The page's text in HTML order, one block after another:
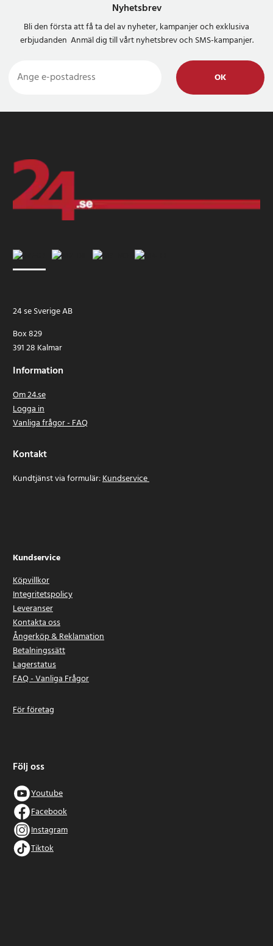
Nyhetsbrev
Bli den första att få ta del av nyheter, kampanjer och exklusiva
erbjudanden Anmäl dig till vårt nyhetsbrev och SMS-kampanjer.
OK
24 se Sverige AB
Box 829
391 28 Kalmar
Information
Om 24.se
Logga in
Vanliga frågor - FAQ
Kontakt
Kundtjänst via formulär:Kundservice
Kundservice
Köpvillkor
Integritetspolicy
Leveranser
Kontakta oss
Ångerköp & Reklamation
Betalningssätt
Lagerstatus
FAQ - Vanliga Frågor
För företag
Följ oss
Youtube
Facebook
Instagram
Tiktok